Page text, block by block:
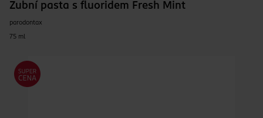
Zubní pasta s fluoridem Fresh Mint
parodontax
75 ml